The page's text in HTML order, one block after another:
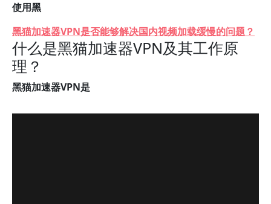
使用黑
黑猫加速器VPN是否能够解决国内视频加载缓慢的问题？
什么是黑猫加速器VPN及其工作原
理？
黑猫加速器VPN是